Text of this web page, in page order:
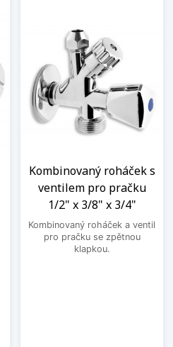
Kombinovaný roháček s
ventilem pro pračku
1/2" x 3/8" x 3/4"
Kombinovaný roháček a ventil
pro pračku se zpětnou
klapkou.